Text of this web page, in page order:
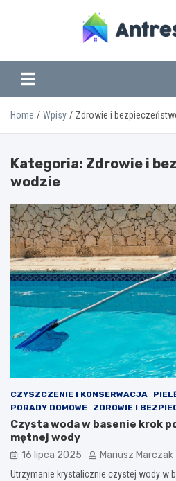
Home Wpisy Zdrowie i
Kategoria: Zdrowie i
wodzie
CZYSZCZENIE I KONSERWACJA
PORADY DOMOWE
ZDROWIE I
Czysta woda w basenie krok
mętnej wody
16 lipca 2025 Mariusz Marczak
Utrzymanie krystalicznie czystej wody w